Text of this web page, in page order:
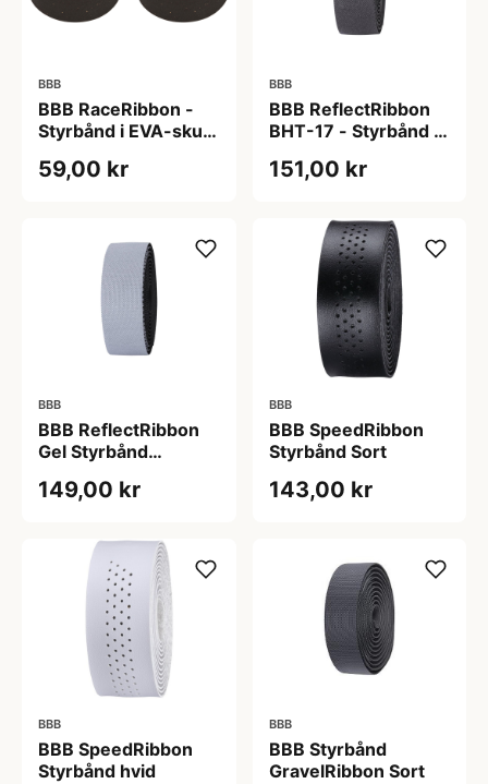
BBB
BBB RaceRibbon -
Styrbånd i EVA-skum
59,00 kr
BBB
BBB ReflectRibbon
BHT-17 - Styrbånd -
200x2,5cm - PU
151,00 kr
BBB
BBB ReflectRibbon
Gel Styrbånd
149,00 kr
BBB
BBB SpeedRibbon
Styrbånd Sort
143,00 kr
BBB
BBB SpeedRibbon
Styrbånd hvid
BBB
BBB Styrbånd
GravelRibbon Sort